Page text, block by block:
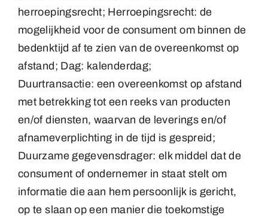
herroepingsrecht; Herroepingsrecht: de
mogelijkheid voor de consument om binnen de
bedenktijd af te zien van de overeenkomst op
afstand; Dag: kalenderdag;
Duurtransactie: een overeenkomst op afstand
met betrekking tot een reeks van producten
en/of diensten, waarvan de leverings en/of
afnameverplichting in de tijd is gespreid;
Duurzame gegevensdrager: elk middel dat de
consument of ondernemer in staat stelt om
informatie die aan hem persoonlijk is gericht,
op te slaan op een manier die toekomstige